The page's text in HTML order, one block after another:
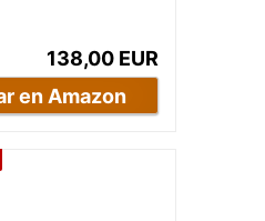
138,00 EUR
en Amazon